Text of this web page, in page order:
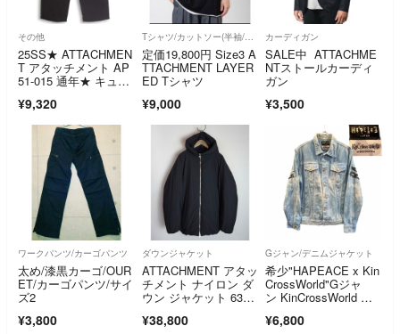
その他
25SS★ ATTACHMEN
T アタッチメント AP
51-015 通年★ キュプ
ル タフタ イージー パ
ンツ Sz.2 メンズ 黒
¥9,320
Tシャツ/カットソー(半袖/袖なし)
定価19,800円 Size3 A
TTACHMENT LAYER
ED Tシャツ
¥9,000
カーディガン
SALE中 ATTACHME
NTストールカーディ
ガン
¥3,500
ワークパンツ/カーゴパンツ
太め/漆黒カーゴ/OUR
ET/カーゴパンツ/サイ
ズ2
¥3,800
ダウンジャケット
ATTACHMENT アタッ
チメント ナイロン ダ
ウン ジャケット 631Q
¥38,800
Gジャン/デニムジャケット
希少"HAPEACE x Kin
CrossWorld"Gジャ
ン KinCrossWorld デ
ーチ加工
¥6,800